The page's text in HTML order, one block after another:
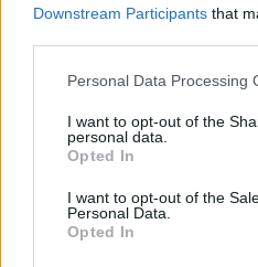
Downstream Participants that
Personal Data Processing
I want to opt-out of the
personal data.
Opted In
I want to opt-out of the
Personal Data.
Opted In
L'email è richiesta ma non verrà
commento esprime il pensiero
di VareseNews.it, che rimane autonoma
commenti non sono testi giornalistici,